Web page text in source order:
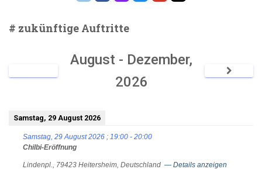
# zukünftige Auftritte
August - Dezember,
2026
Samstag, 29 August 2026
Samstag, 29 August 2026 ; 19:00 - 20:00
Chilbi-Eröffnung
Lindenpl., 79423 Heitersheim, Deutschland — Details anzeigen